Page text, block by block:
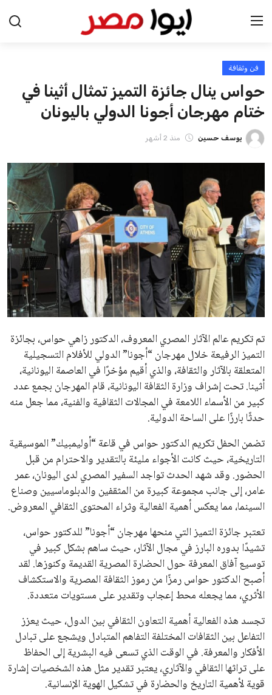
الرئيسية
اخبار مصر
عرب وعالم
اخبار الرياضة
منوعات
فن وثقافة
علوم وتكنولوجيا
المرأة والجمال
حوادث
محافظات
فن وثقافة
حواس ينال جائزة التميز تمثال أثينا في
ختام مهرجان أجونا الدولي باليونان
يوسف حسين منذ 2 أشهر
تم تكريم عالم الآثار المصري المعروف، الدكتور زاهي حواس، بجائزة
التميز الرفيعة خلال مهرجان “أجونا” الدولي للأفلام التسجيلية
المتعلقة بالآثار والثقافة، والذي أقيم مؤخرًا في العاصمة اليونانية،
أثينا. تحت إشراف وزارة الثقافة اليونانية، قام المهرجان بجمع عدد
كبير من الأسماء اللامعة في المجالات الثقافية والفنية، مما جعل منه
حدثًا بارزًا على الساحة الدولية.
تضمن الحفل تكريم الدكتور حواس في قاعة “أوليمبيك” الموسيقية
التاريخية، حيث كانت الأجواء مليئة بالتقدير والاحترام من قبل
الحضور. وقد شهد الحدث تواجد السفير المصري لدى اليونان، عمر
عامر، إلى جانب مجموعة كبيرة من المثقفين والدبلوماسيين وصناع
السينما، مما يعكس أهمية الفعالية وثراء المحتوى الثقافي المعروض.
تعتبر جائزة التميز التي منحها مهرجان “أجونا” للدكتور حواس،
تشيدًا بدوره البارز في مجال الآثار، حيث ساهم بشكل كبير في
توسيع آفاق المعرفة حول الحضارة المصرية القديمة وكنوزها. لقد
أصبح الدكتور حواس رمزًا من رموز الثقافة المصرية والاستكشاف
الأثري، مما يجعله محط إعجاب وتقدير على مستويات متعددة.
تجسد هذه الفعالية أهمية التعاون الثقافي بين الدول، حيث يعزز
التفاعل بين الثقافات المختلفة التفاهم المتبادل ويشجع على تبادل
الأفكار والمعرفة. في الوقت الذي تسعى فيه البشرية إلى الحفاظ
على تراثها الثقافي والآثاري، يعتبر تقدير مثل هذه الشخصيات إشارة
قوية لأهمية التاريخ والحضارة في تشكيل الهوية الإنسانية.